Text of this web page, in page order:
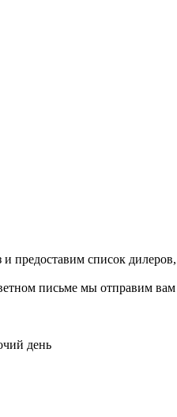
список
письме мы отправим вам
день